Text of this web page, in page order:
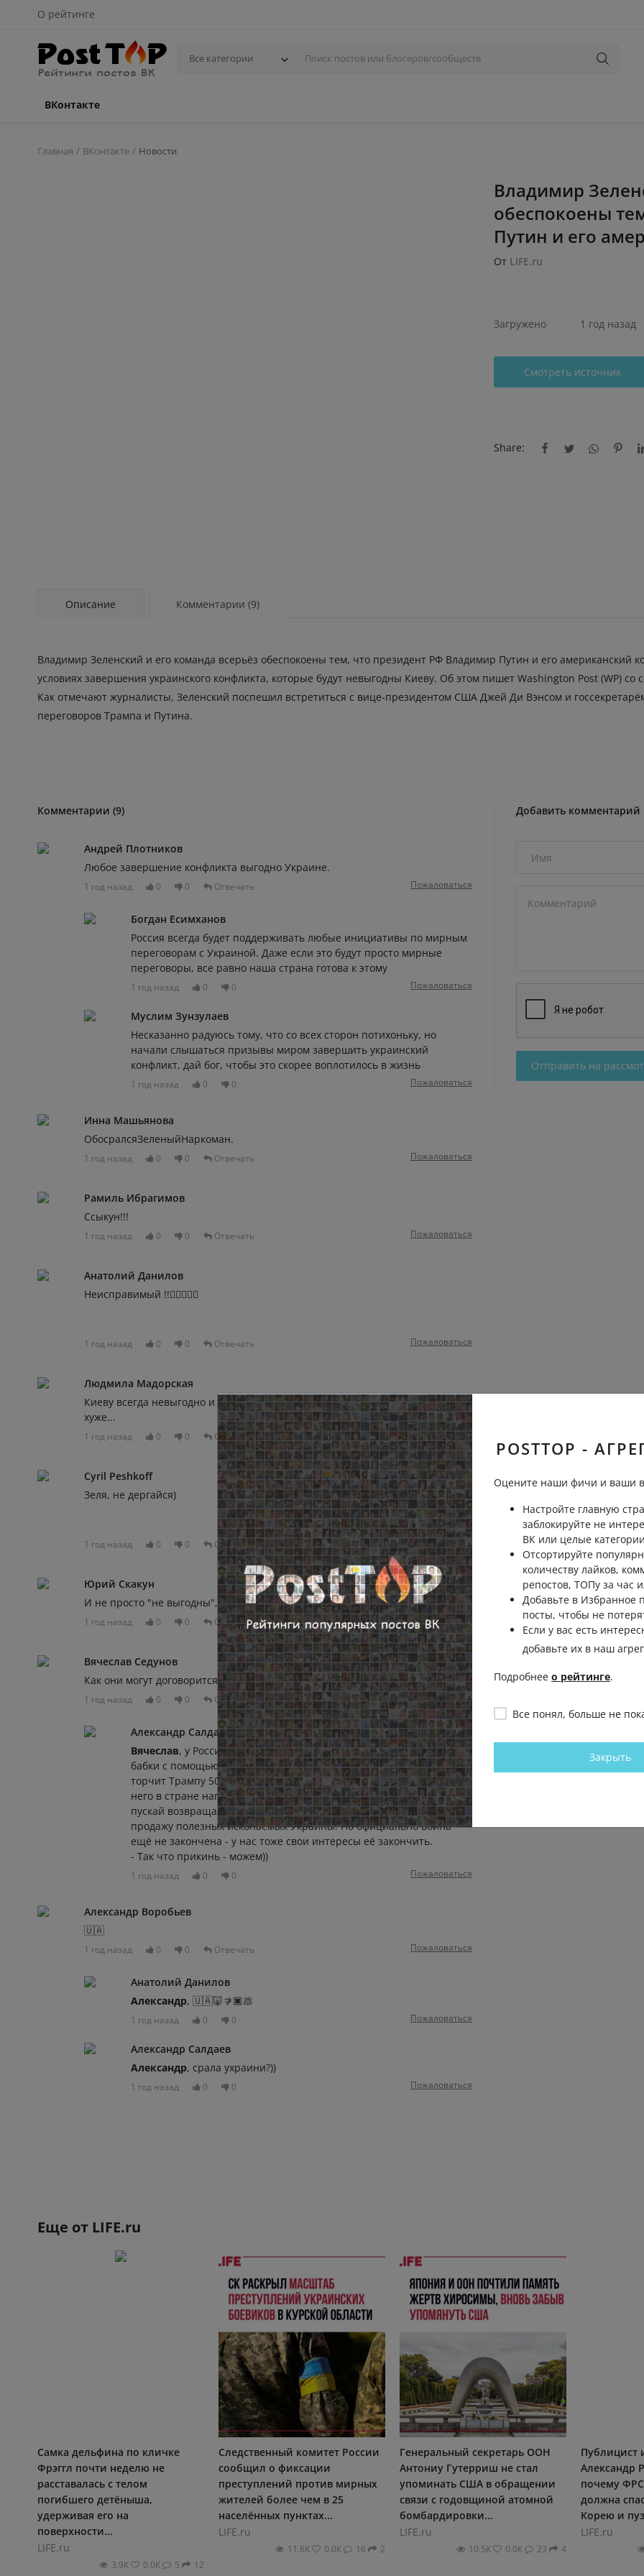
О рейтинге
Все категории
ВКонтакте
Главная ВКонтакте Новости
Владимир
обеспокоены
Путин и его
От LIFE.ru
Загружено 1 год назад
Смотреть источник
Share:
Описание Комментарии (9)
Владимир Зеленский и его команда всерьёз обеспокоены тем, что президент РФ Владимир Путин и его американский
условиях завершения украинского конфликта, которые будут невыгодны Киеву. Об этом пишет Washington Post (WP) со
Как отмечают журналисты, Зеленский поспешил встретиться с вице-президентом США Джей Ди Вэнсом и
переговоров Трампа и Путина.
Комментарии (9)
Андрей Плотников
Любое завершение конфликта выгодно Украине.
1 год назад 0 0 Отвечать Пожаловаться
Богдан Есимханов
Россия всегда будет поддерживать любые инициативы по мирным
переговорам с Украиной. Даже если это будут просто мирные
переговоры, все равно наша страна готова к этому
1 год назад 0 0 Пожаловаться
Муслим Зунзулаев
Несказанно радуюсь тому, что со всех сторон потихоньку, но
начали слышаться призывы миром завершить украинский
конфликт, дай бог, чтобы это скорее воплотилось в жизнь
1 год назад 0 0 Пожаловаться
Инна Машьянова
ОбосралсяЗеленыйНаркоман.
1 год назад 0 0 Отвечать Пожаловаться
Рамиль Ибрагимов
Ссыкун!!!
1 год назад 0 0 Отвечать Пожаловаться
Анатолий Данилов
Неисправимый !!👎🏿🤣🤣🤣
1 год назад 0 0 Отвечать Пожаловаться
Людмила Мадорская
Киеву всегда невыгодно и три года назад.Было плохо Киеву.Сейчас ему
хуже...
1 год назад 0 0 Отвечать Пожаловаться
Cyril Peshkoff
Зеля, не дергайся)
1 год назад 0 0 Отвечать Пожаловаться
Юрий Скакун
И не просто "не выгодны", а катастрофичны.
1 год назад 0 0 Отвечать Пожаловаться
Вячеслав Седунов
Как они могут договорится о чужой стране. Дешевые понты. 😂😂😂
1 год назад 0 0 Отвечать Пожаловаться
Александр Салдаев
Вячеслав, у России солдаты на территории Украины, у Трампа
бабки с помощью которых Украина воевала все это время. Украина
торчит Трампу 500 миллионов долларов. В связи с этим фактом у
него в стране напряжённость: демокоаты, чи кто они там, давят -
пускай возвращают бабки. Поэтому зелебобу принудили подписать
продажу полезных ископаемых Украины. Но официально война
ещё не закончена - у нас тоже свои интересы её закончить.
- Так что прикинь - можем))
1 год назад 0 0 Пожаловаться
Александр Воробьев
🇺🇦
1 год назад 0 0 Отвечать Пожаловаться
Анатолий Данилов
Александр, 🇺🇦🐷👎🏿💩
1 год назад 0 0 Пожаловаться
Александр Салдаев
Александр, срала ухраини?))
1 год назад 0 0 Пожаловаться
Добавить комментарий
Отправить на
Еще от LIFE.ru
Самка дельфина по кличке
Фрэггл почти неделю не
расставалась с телом
погибшего детёныша,
удерживая его на
поверхности...
LIFE.ru
3.9К 0.0К 5 12
Следственный комитет России
сообщил о фиксации
преступлений против мирных
жителей более чем в 25
населённых пунктах...
LIFE.ru
11.6К 0.0К 16 2
Генеральный секретарь ООН
Антониу Гутерриш не стал
упоминать США в обращении
связи с годовщиной атомной
бомбардировки...
LIFE.ru
10.5К 0.0К 23 4
Публицист
Александр
почему
должна
Корею и
LIFE.ru
POSTTOP -
Оцените наши фичи и ваши
Настройте главную
заблокируйте не
ВК или целые
Отсортируйте
количеству лайков,
репостов, ТОПу за час
Добавьте в Избранное
посты, чтобы не
Если у вас есть
добавьте их в наш
Подробнее о рейтинге.
Все понял, больше не
Закрыть